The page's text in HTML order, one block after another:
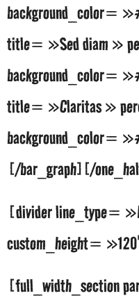
background_color=
title= »Sed diam »
background_color=
title= »Claritas »
background_color=
[/bar_graph][/
[divider line_type=
custom_height=
[full_width_section